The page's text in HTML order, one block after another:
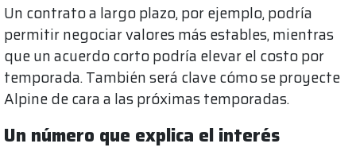
Un contrato a largo plazo, por ejemplo, podría
permitir negociar valores más estables, mientras
que un acuerdo corto podría elevar el costo por
temporada. También será clave cómo se proyecte
Alpine de cara a las próximas temporadas.
Un número que explica el interés